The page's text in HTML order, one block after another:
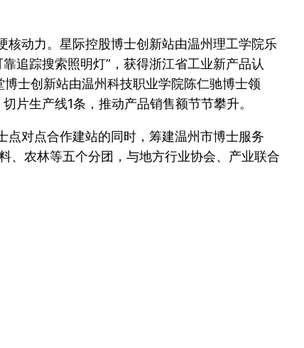
核动力。星际控股博士创新站由温州理工学院乐
追踪搜索照明灯”，获得浙江省工业新产品认
士创新站由温州科技职业学院陈仁驰博士领
片生产线1条，推动产品销售额节节攀升。
点对点合作建站的同时，筹建温州市博士服务
、农林等五个分团，与地方行业协会、产业联合